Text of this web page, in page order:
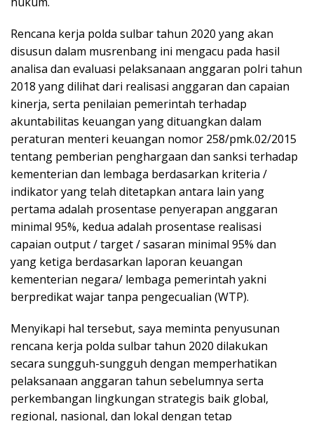
Rencana kerja polda sulbar tahun 2020 yang akan
disusun dalam musrenbang ini mengacu pada hasil
analisa dan evaluasi pelaksanaan anggaran polri tahun
2018 yang dilihat dari realisasi anggaran dan capaian
kinerja, serta penilaian pemerintah terhadap
akuntabilitas keuangan yang dituangkan dalam
peraturan menteri keuangan nomor 258/pmk.02/2015
tentang pemberian penghargaan dan sanksi terhadap
kementerian dan lembaga berdasarkan kriteria /
indikator yang telah ditetapkan antara lain yang
pertama adalah prosentase penyerapan anggaran
minimal 95%, kedua adalah prosentase realisasi
capaian output / target / sasaran minimal 95% dan
yang ketiga berdasarkan laporan keuangan
kementerian negara/ lembaga pemerintah yakni
berpredikat wajar tanpa pengecualian (WTP).
Menyikapi hal tersebut, saya meminta penyusunan
rencana kerja polda sulbar tahun 2020 dilakukan
secara sungguh-sungguh dengan memperhatikan
pelaksanaan anggaran tahun sebelumnya serta
perkembangan lingkungan strategis baik global,
regional, nasional, dan lokal dengan tetap